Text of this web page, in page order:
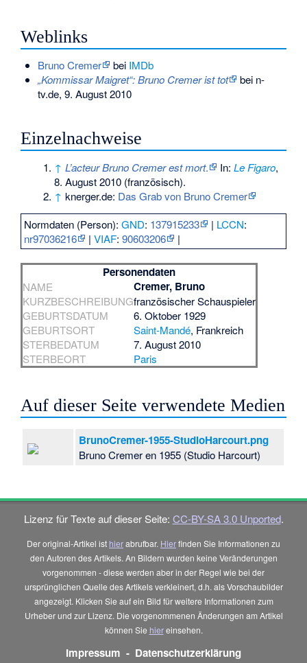
Weblinks
Bruno Cremer bei IMDb
„Kommissar Maigret“: Bruno Cremer ist tot
bei n-
tv.de, 9. August 2010
Einzelnachweise
↑ L’acteur Bruno Cremer est mort. In:Le Figaro,
8. August 2010 (französisch).
↑ knerger.de: Das Grab von Bruno Cremer
Normdaten (Person):GND: 137915233 | LCCN:
nr97036216
|VIAF:90603206 |
Personendaten
NAME Cremer, Bruno
KURZBESCHREIBUNGfranzösischer Schauspieler
GEBURTSDATUM
6. Oktober 1929
GEBURTSORT
Saint-Mandé, Frankreich
STERBEDATUM
7. August 2010
STERBEORT
Paris
Auf dieser Seite verwendete Medien
BrunoCremer-1955-StudioHarcourt.png
Bruno Cremer en 1955 (Studio Harcourt)
Lizenz für Texte auf dieser Seite: CC-BY-SA 3.0 Unported.
Der original-Artikel ist hierabrufbar. Hierfinden Sie Informationen zu
den Autoren des Artikels. An Bildern wurden keine Veränderungen
vorgenommen - diese werden aber in der Regel wie bei der
ursprünglichen Quelle des Artikels verkleinert, d.h. als Vorschaubilder
angezeigt. Klicken Sie auf ein Bild für weitere Informationen zum
Urheber und zur Lizenz. Die vorgenommenen Änderungen am Artikel
können Sie hiereinsehen.
Impressum - Datenschutzerklärung